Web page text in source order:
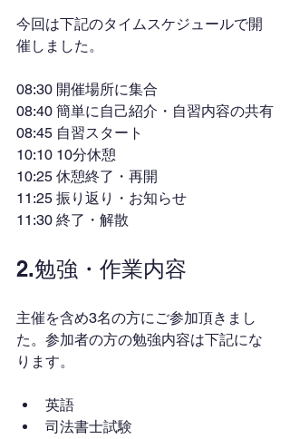
今回は下記のタイムスケジュールで開
催しました。
08:30 開催場所に集合
08:40 簡単に自己紹介・自習内容の共有
08:45 自習スタート
10:10 10分休憩
10:25 休憩終了・再開
11:25 振り返り・お知らせ
11:30 終了・解散
2.勉強・作業内容
主催を含め3名の方にご参加頂きまし
た。参加者の方の勉強内容は下記にな
ります。
英語
司法書士試験